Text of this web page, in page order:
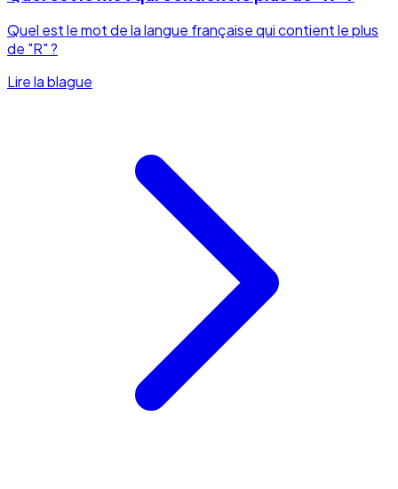
Quel est le mot de la langue française qui contient le plus
de "R" ?
Lire la blague